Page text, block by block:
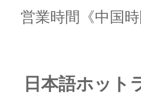
営業時間 《中国
日本語ホット